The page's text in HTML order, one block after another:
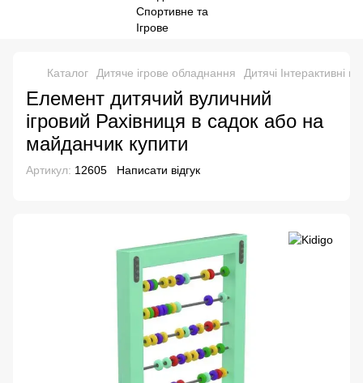
Каталог Дитяче ігрове обладнання Дитячі Інтерактивні
Елемент дитячий вуличний
ігровий Рахівниця в садок або на
майданчик купити
Артикул: 12605 Написати відгук